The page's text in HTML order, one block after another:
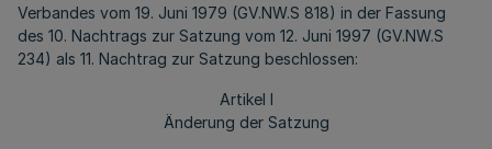
Verbandes vom 19. Juni 1979 (GV.NW.S 818) in der Fassung
des 10. Nachtrags zur Satzung vom 12. Juni 1997 (GV.NW.S
234) als 11. Nachtrag zur Satzung beschlossen:
Artikel I
Änderung der Satzung